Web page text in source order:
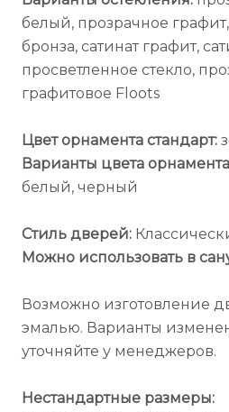
белый, прозрачное
бронза, сатинат графит,
просветленное стекло,
графитовое Floots
Цвет орнамента стандарт:
Варианты цвета
белый, черный
Стиль дверей:
Можно использовать в
Возможно изготовление
эмалью. Варианты
уточняйте у менеджеров.
Нестандартные размеры: